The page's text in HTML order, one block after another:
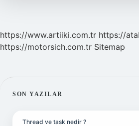
https://www.artiiki.com.tr https://
https://motorsich.com.tr Sitemap
SIDEBAR
SON YAZILAR
Thread ve task nedir ?